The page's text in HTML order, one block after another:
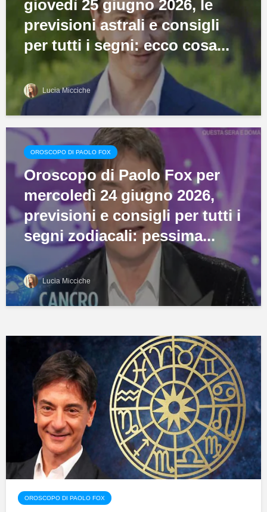
giovedì 25 giugno 2026, le
previsioni astrali e consigli
per tutti i segni: ecco cosa...
Lucia Micciche
OROSCOPO DI PAOLO FOX
Oroscopo di Paolo Fox per
mercoledì 24 giugno 2026,
previsioni e consigli per tutti i
segni zodiacali: pessima...
Lucia Micciche
OROSCOPO DI PAOLO FOX